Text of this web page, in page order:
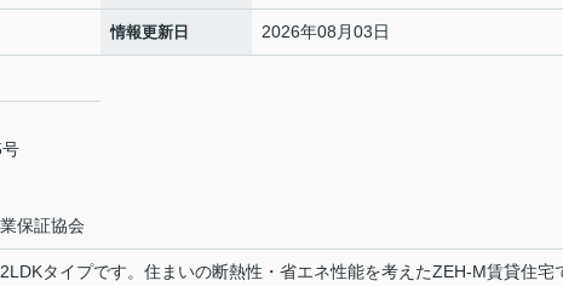
情報更新日 2026年08月03日
保証協会
タイプです。住まいの断熱性・省エネ性能を考えたZEH-M賃貸住宅